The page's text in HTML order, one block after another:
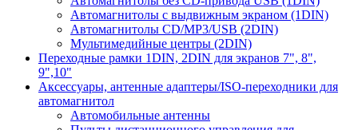
Автомагнитолы с выдвижным экраном (1DIN)
Автомагнитолы CD/MP3/USB (2DIN)
Мультимедийные центры (2DIN)
Переходные рамки 1DIN, 2DIN для экранов 7", 8",
9",10"
Аксессуары, антенные адаптеры/ISO-переходники для
автомагнитол
Автомобильные антенны